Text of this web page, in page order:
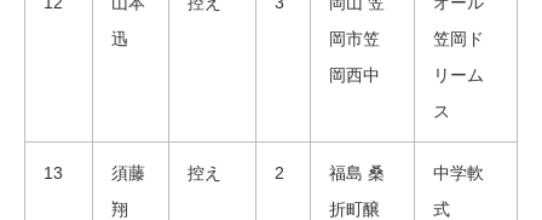
迅
岡市笠
岡西中
笠岡ド
リーム
ス
13
須藤
翔
控え 2
福島 桑
折町醸
中学軟
式